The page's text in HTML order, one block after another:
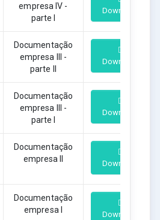
empresa IV -
parte I
Download
Documentação
empresa III -
parte II
Download
Documentação
empresa III -
parte I
Download
Documentação
empresa II
Download
Documentação
empresa I
Download